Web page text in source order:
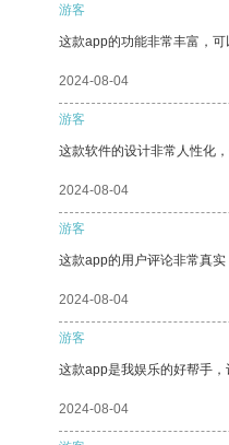
游客
这款app的功能非常丰富，可
2024-08-04
游客
这款软件的设计非常人性化
2024-08-04
游客
这款app的用户评论非常真实
2024-08-04
游客
这款app是我娱乐的好帮手，
2024-08-04